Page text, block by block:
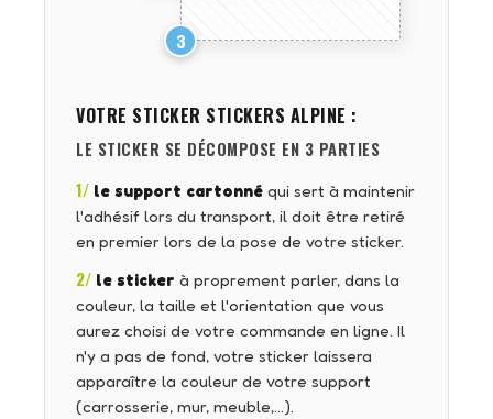
3
VOTRE STICKER STICKERS ALPINE :
LE STICKER SE DÉCOMPOSE EN 3 PARTIES
1/ le support cartonné qui sert à maintenir
l'adhésif lors du transport, il doit être retiré
en premier lors de la pose de votre sticker.
2/ le sticker à proprement parler, dans la
couleur, la taille et l'orientation que vous
aurez choisi de votre commande en ligne. Il
n'y a pas de fond, votre sticker laissera
apparaître la couleur de votre support
(carrosserie, mur, meuble,…).